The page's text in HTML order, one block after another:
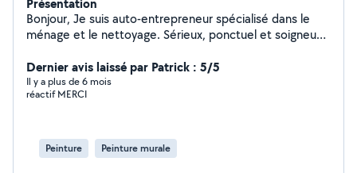
Bonjour, Je suis auto-entrepreneur spécialisé dans le
ménage et le nettoyage. Sérieux, ponctuel et soigneux,
besoins. Je réalise : - Ménage de maisons et
d'appartements. - Nettoyage après déménagement. -
Nettoyage de bureaux et locaux professionnels. -
vous offrir un travail de qualité, dans le respect de vos
attentes et de votre logement. N'hésitez pas à me
Dernier avis laissé par Patrick : 5/5
Il y a plus de 6 mois
réactif MERCI
Peinture Peinture murale